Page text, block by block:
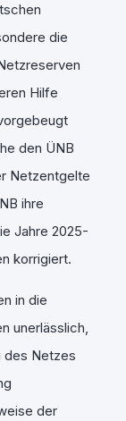
die
Hilfe
den ÜNB
Netzentgelte
ihre
Jahre 2025-
korrigiert.
in die
unerlässlich,
des Netzes
der